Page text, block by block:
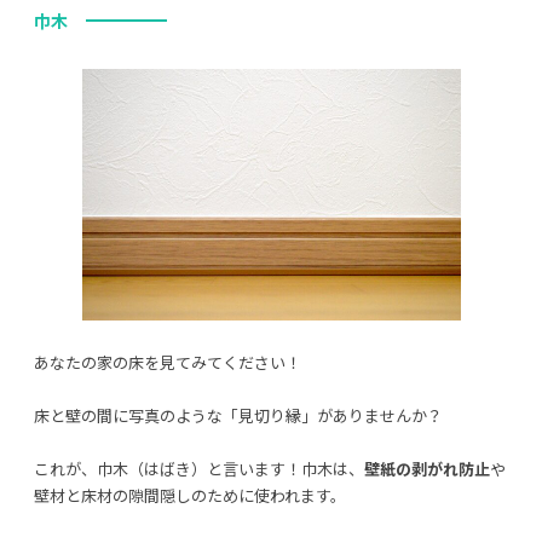
巾木
あなたの家の床を見てみてください！
床と壁の間に写真のような「見切り縁」がありませんか？
これが、巾木（はばき）と言います！巾木は、 壁紙の剥がれ防止や
壁材と床材の隙間隠しのために使われます。